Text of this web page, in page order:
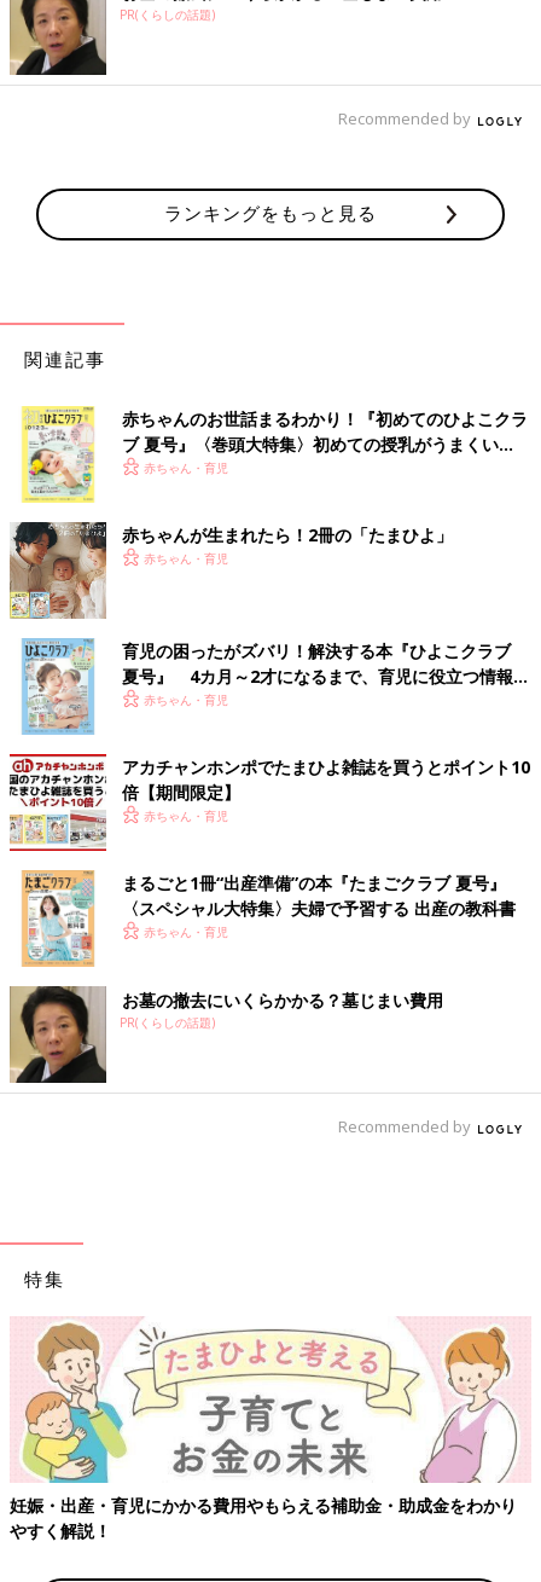
PR(くらしの話題)
Recommended by
ランキングをもっと見る
関連記事
赤ちゃんのお世話まるわかり！『初めてのひよこクラ
ブ 夏号』〈巻頭大特集〉初めての授乳がうまくい
く！ おっぱい・ミルクの基本と夏のトラブル 解決テ
赤ちゃん・育児
赤ちゃんが生まれたら！2冊の「たまひよ」
赤ちゃん・育児
育児の困ったがズバリ！解決する本『ひよこクラブ
夏号』 4カ月～2才になるまで、育児に役立つ情報が
いっぱい！
赤ちゃん・育児
アカチャンホンポでたまひよ雑誌を買うとポイント10
倍【期間限定】
赤ちゃん・育児
まるごと1冊“出産準備”の本『たまごクラブ 夏号』
〈スペシャル大特集〉夫婦で予習する 出産の教科書
赤ちゃん・育児
お墓の撤去にいくらかかる？墓じまい費用
PR(くらしの話題)
Recommended by
特集
【ワクチン接種できるものも】妊婦の感染症対策、知っておいて！